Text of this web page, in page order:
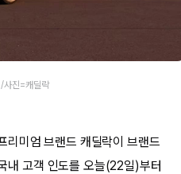
사진=캐딜락
리미엄 브랜드 캐딜락이 브랜드
내 고객 인도를 오늘(22일)부터